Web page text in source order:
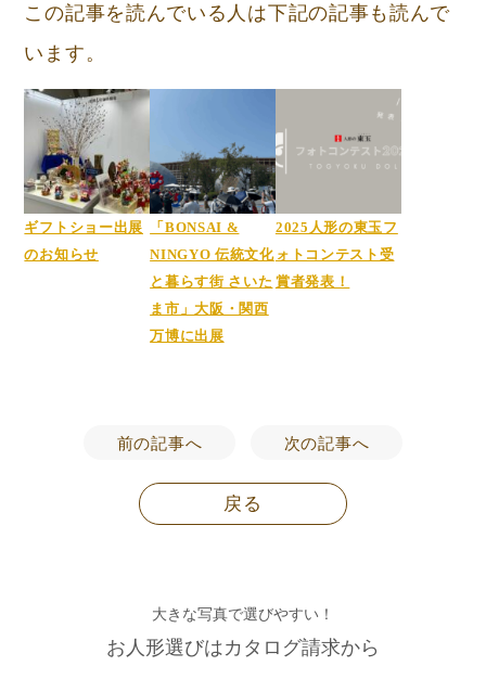
この記事を読んでいる人は下記の記事も読んで
います。
ギフトショー出展
のお知らせ
「BONSAI &
NINGYO 伝統文化
と暮らす街 さいた
ま市」大阪・関西
万博に出展
2025人形の東玉フ
ォトコンテスト受
賞者発表！
前の記事へ 次の記事へ
戻る
大きな写真で選びやすい！
お人形選びはカタログ請求から